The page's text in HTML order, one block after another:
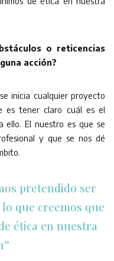
o reticencias
acción?
inicia cualquier proyecto
es tener claro cuál es el
ello. El nuestro es que se
y que se nos dé
pretendido ser
que creemos que
ética en nuestra